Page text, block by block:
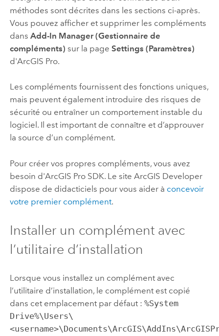
méthodes sont décrites dans les sections ci-après.
Vous pouvez afficher et supprimer les compléments
dans Add-In Manager (Gestionnaire de
compléments) sur la page Settings (Paramètres)
d'ArcGIS Pro.
Les compléments fournissent des fonctions uniques,
mais peuvent également introduire des risques de
sécurité ou entraîner un comportement instable du
logiciel. Il est important de connaître et d’approuver
la source d’un complément.
Pour créer vos propres compléments, vous avez
besoin d'ArcGIS Pro SDK. Le site ArcGIS Developer
dispose de didacticiels pour vous aider à concevoir
votre premier complément.
Installer un complément avec
l’utilitaire d’installation
Lorsque vous installez un complément avec
l’utilitaire d’installation, le complément est copié
dans cet emplacement par défaut : %System
Drive%\Users\